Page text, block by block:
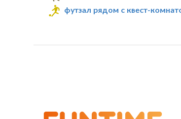
футзал рядом с квест-